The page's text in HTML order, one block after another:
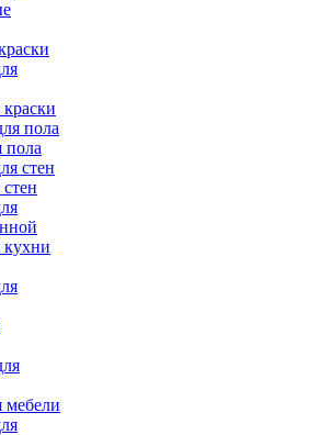
пола
кухни
мебели